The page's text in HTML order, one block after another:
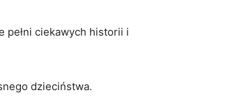
‌pełni ciekawych ⁤historii⁣ i
dzieciństwa.